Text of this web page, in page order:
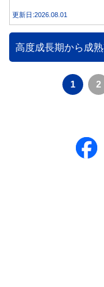
データ
ントを
更新日:2026.08.01
高度成長期から成
1 2